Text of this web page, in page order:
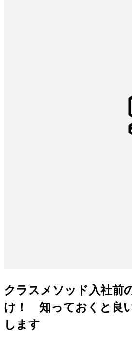
クラスメソッド入社前
け！ 知っておくと良
します